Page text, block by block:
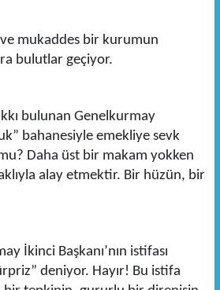
mukaddes bir kurumun
bulutlar geçiyor.
bulunan Genelkurmay
bahanesiyle emekliye sevk
Daha üst bir makam yokken
alay etmektir. Bir hüzün, bir
İkinci Başkanı’nın istifası
deniyor. Hayır! Bu istifa